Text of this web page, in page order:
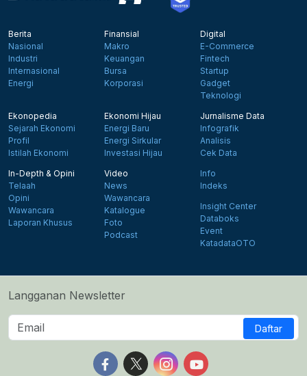
Berita
Nasional
Industri
Internasional
Energi
Finansial
Makro
Keuangan
Bursa
Korporasi
Digital
E-Commerce
Fintech
Startup
Gadget
Teknologi
Ekonopedia
Sejarah Ekonomi
Profil
Istilah Ekonomi
Ekonomi Hijau
Energi Baru
Energi Sirkular
Investasi Hijau
Jurnalisme Data
Infografik
Analisis
Cek Data
In-Depth & Opini
Telaah
Opini
Wawancara
Laporan Khusus
Video
News
Wawancara
Katalogue
Foto
Podcast
Info
Indeks
Insight Center
Databoks
Event
KatadataOTO
Langganan Newsletter
Daftar
Follow us on Facebook
Follow us on X
Follow us on Instagram
Follow us on